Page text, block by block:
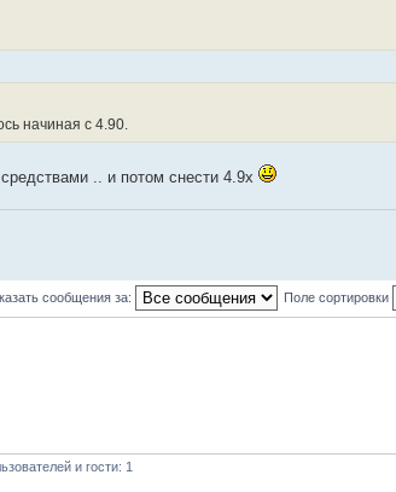
начиная с 4.90.
.. и потом снести 4.9х
сообщения за: Поле сортировки
и гости: 1